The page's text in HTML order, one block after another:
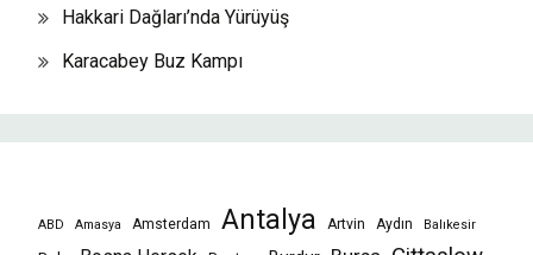
Hakkari Dağları’nda Yürüyüş
Karacabey Buz Kampı
ABD Amasya Amsterdam Antalya Artvin Aydın Balıkesir